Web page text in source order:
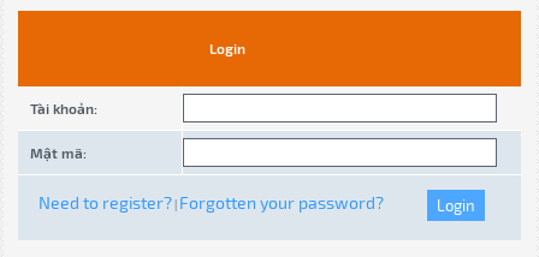
Login
Tài khoản:
Mật mã:
Need to register? Forgotten your password?